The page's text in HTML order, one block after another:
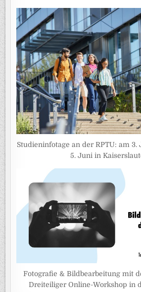
Studieninfotage an der RPTU: am
5. Juni in
Fotografie & Bildbearbeitung mit
Dreiteiliger Online-Workshop in